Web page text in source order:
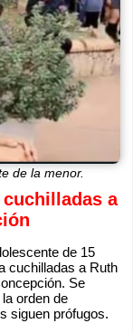
de la menor.
a
de 15
cuchilladas a Ruth
Se
orden de
siguen prófugos.